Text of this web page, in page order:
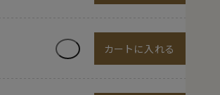
カートに入れる